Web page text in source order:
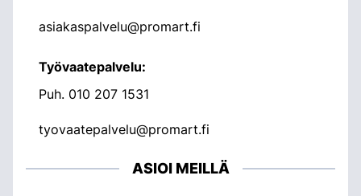
asiakaspalvelu@promart.fi
Työvaatepalvelu:
Puh. 010 207 1531
tyovaatepalvelu@promart.fi
ASIOI MEILLÄ